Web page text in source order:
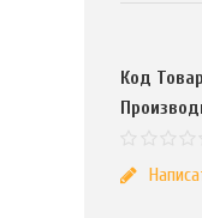
Код